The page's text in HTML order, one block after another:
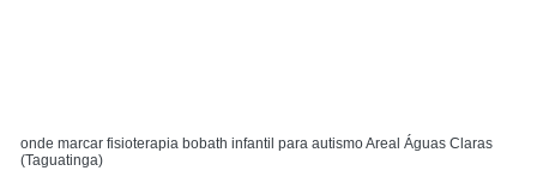
onde marcar fisioterapia bobath infantil para autismo Areal Águas Claras
(Taguatinga)